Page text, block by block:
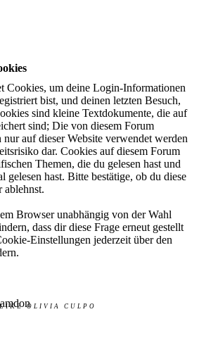
Cookies, um deine Login-Informationen
bist, und deinen letzten Besuch,
sind kleine Textdokumente, die auf
sind; Die von diesem Forum
nur auf dieser Website verwendet werden
dar. Cookies auf diesem Forum
Themen, die du gelesen hast und
gelesen hast. Bitte bestätige, ob du diese
ablehnst.
Browser unabhängig von der Wahl
dass dir diese Frage erneut gestellt
Einstellungen jederzeit über den
LIKEOLIVIA CULPO